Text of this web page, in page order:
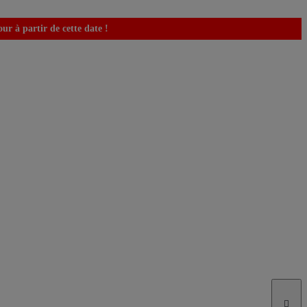
à partir de cette date !
